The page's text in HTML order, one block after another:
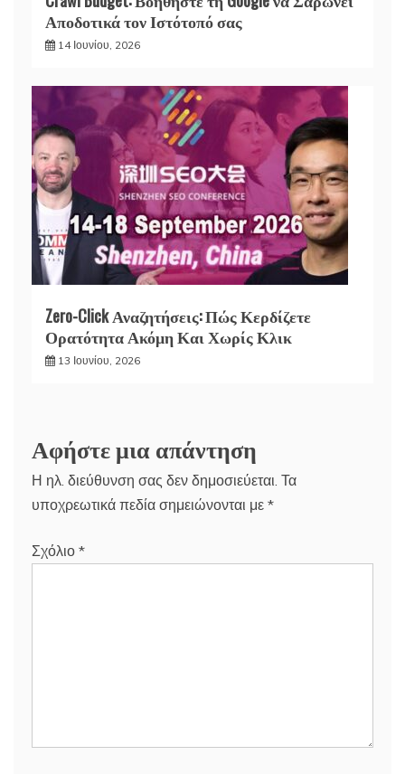
Αποδοτικά τον Ιστότοπό σας
14 Ιουνίου, 2026
Zero-Click Αναζητήσεις: Πώς Κερδίζετε
Ορατότητα Ακόμη Και Χωρίς Κλικ
13 Ιουνίου, 2026
Αφήστε μια απάντηση
Η ηλ. διεύθυνση σας δεν δημοσιεύεται. Τα
υποχρεωτικά πεδία σημειώνονται με *
Σχόλιο *